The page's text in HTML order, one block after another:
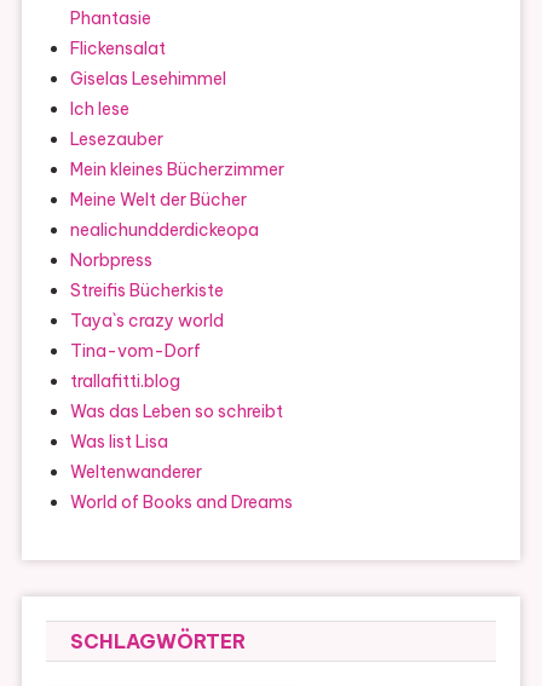
Phantasie
Flickensalat
Giselas Lesehimmel
Ich lese
Lesezauber
Mein kleines Bücherzimmer
Meine Welt der Bücher
nealichundderdickeopa
Norbpress
Streifis Bücherkiste
Taya`s crazy world
Tina-vom-Dorf
trallafitti.blog
Was das Leben so schreibt
Was list Lisa
Weltenwanderer
World of Books and Dreams
SCHLAGWÖRTER